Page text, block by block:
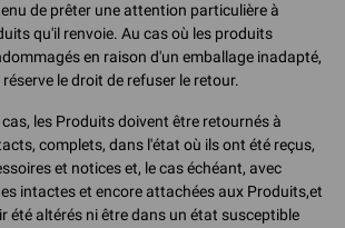
de prêter une attention particulière à
qu'il renvoie. Au cas où les produits
en raison d'un emballage inadapté,
réserve le droit de refuser le retour.
les Produits doivent être retournés à
complets, dans l'état où ils ont été reçus,
et notices et, le cas échéant, avec
intactes et encore attachées aux Produits,et
été altérés ni être dans un état susceptible